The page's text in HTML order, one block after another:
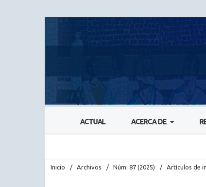
ACTUAL ACERCA DE
Inicio / Archivos / Núm. 87 (2025) / Artículos de